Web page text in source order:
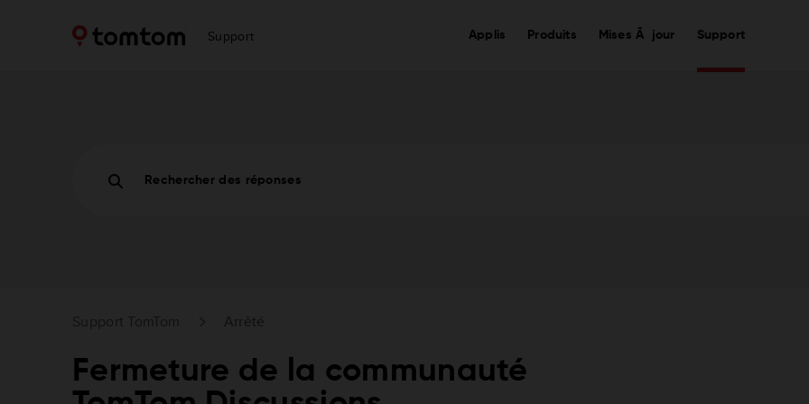
Support Applis Produits Mises Ã jour Support
Rechercher des réponses
Fermeture de la communauté